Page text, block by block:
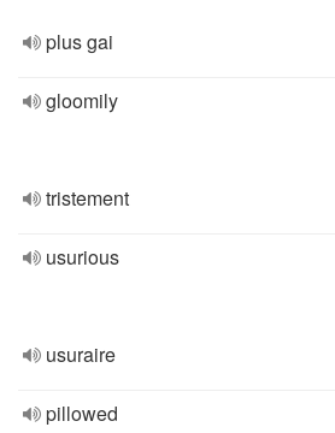
plus gai
gloomily
tristement
usurious
usuraire
pillowed